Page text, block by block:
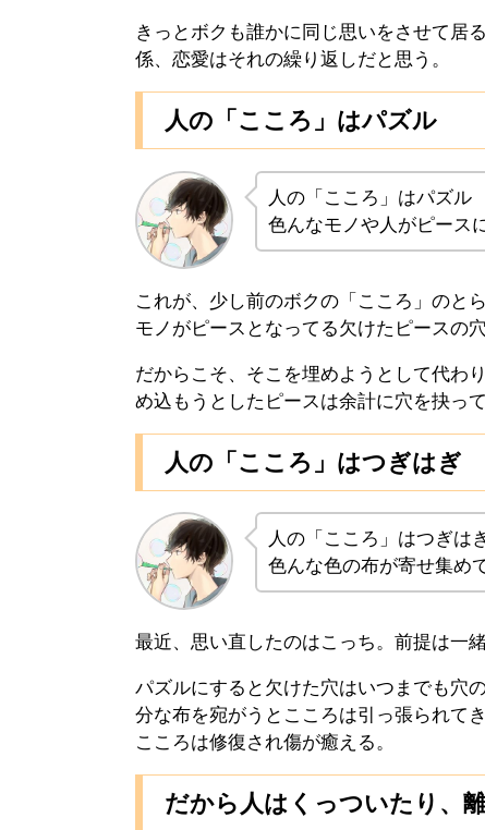
きっとボクも誰かに同じ思いをさせて居
係、恋愛はそれの繰り返しだと思う。
人の「こころ」はパズル
人の「こころ」はパズル
色んなモノや人がピース
これが、少し前のボクの「こころ」のと
モノがピースとなってる欠けたピースの
だからこそ、そこを埋めようとして代わ
め込もうとしたピースは余計に穴を抉って
人の「こころ」はつぎはぎ
人の「こころ」はつぎは
色んな色の布が寄せ集め
最近、思い直したのはこっち。前提は一
パズルにすると欠けた穴はいつまでも穴
分な布を宛がうとこころは引っ張られて
こころは修復され傷が癒える。
だから人はくっついたり、